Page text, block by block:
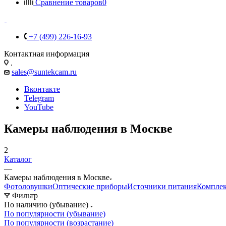
Сравнение товаров0
+7 (499) 226-16-93
Контактная информация
.
sales@suntekcam.ru
Вконтакте
Telegram
YouTube
Камеры наблюдения в Москве
2
Каталог
—
Камеры наблюдения в Москве
ФотоловушкиОптические приборыИсточники питания
Фильтр
По наличию (убывание)
По популярности (убывание)
По популярности (возрастание)